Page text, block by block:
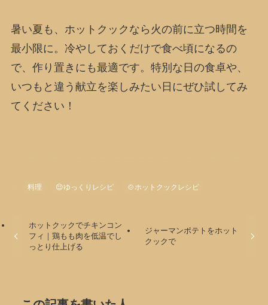
暑い夏も、ホットクックなら火の前に立つ時間を
最小限に。冷やしておくだけで食べ頃になるの
で、作り置きにも最適です。特別な日の食卓や、
いつもと違う献立を楽しみたい日にぜひ試してみ
てください！
料理 😌ゆっくりレシピ 🍲ホットクックレシピ
ホットクックでチキンコン
フィ｜鶏もも肉を低温でし
っとり仕上げる
ジャーマンポテトをホット
クックで